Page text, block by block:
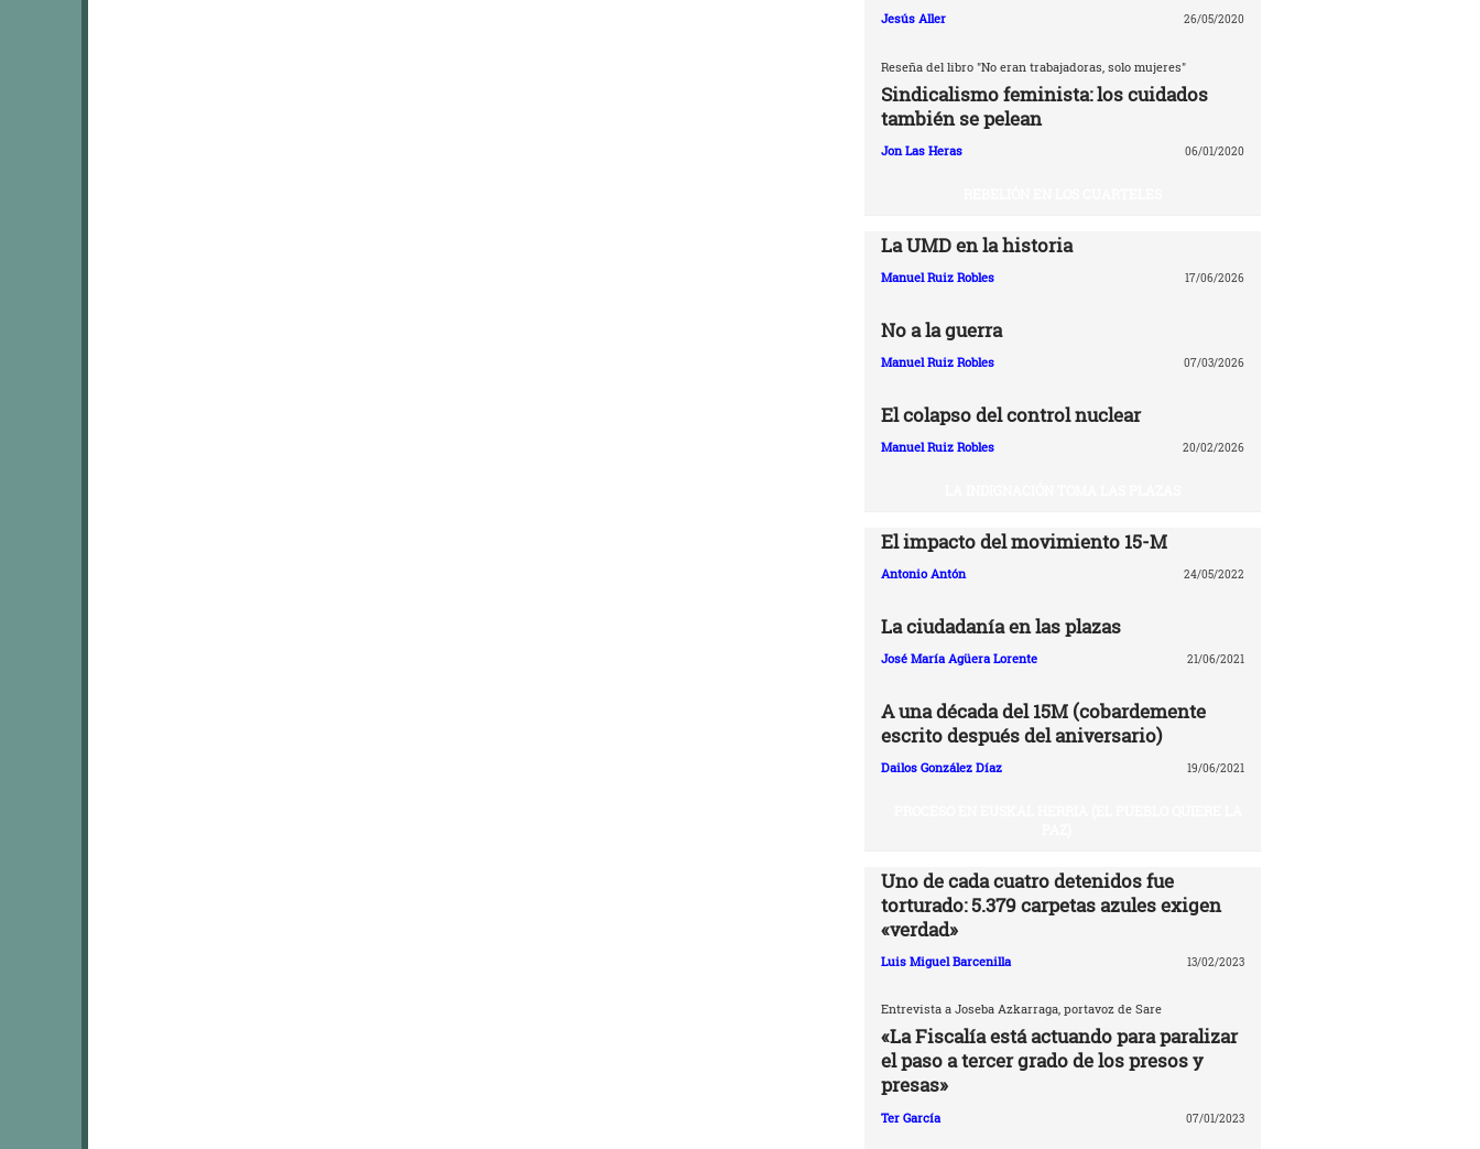
Jesús Aller 26/05/2020
Reseña del libro "No eran trabajadoras, solo mujeres"
Sindicalismo feminista: los cuidados
también se pelean
Jon Las Heras 06/01/2020
La UMD en la historia
Manuel Ruiz Robles 17/06/2026
No a la guerra
Manuel Ruiz Robles 07/03/2026
El colapso del control nuclear
Manuel Ruiz Robles 20/02/2026
El impacto del movimiento 15-M
Antonio Antón 24/05/2022
La ciudadanía en las plazas
José María Agüera Lorente 21/06/2021
A una década del 15M (cobardemente
escrito después del aniversario)
Dailos González Díaz 19/06/2021
Uno de cada cuatro detenidos fue
torturado: 5.379 carpetas azules exigen
«verdad»
Luis Miguel Barcenilla 13/02/2023
Entrevista a Joseba Azkarraga, portavoz de Sare
«La Fiscalía está actuando para paralizar
el paso a tercer grado de los presos y
presas»
Ter García 07/01/2023